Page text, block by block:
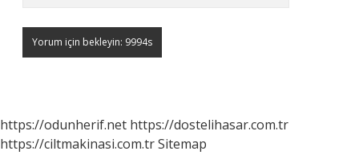
https://odunherif.net https://dostelihasar.com.tr
https://ciltmakinasi.com.trSitemap